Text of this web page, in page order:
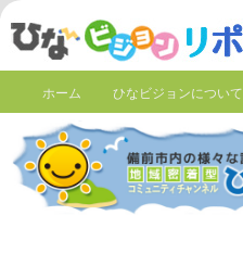
ホーム ひなビジョンについて